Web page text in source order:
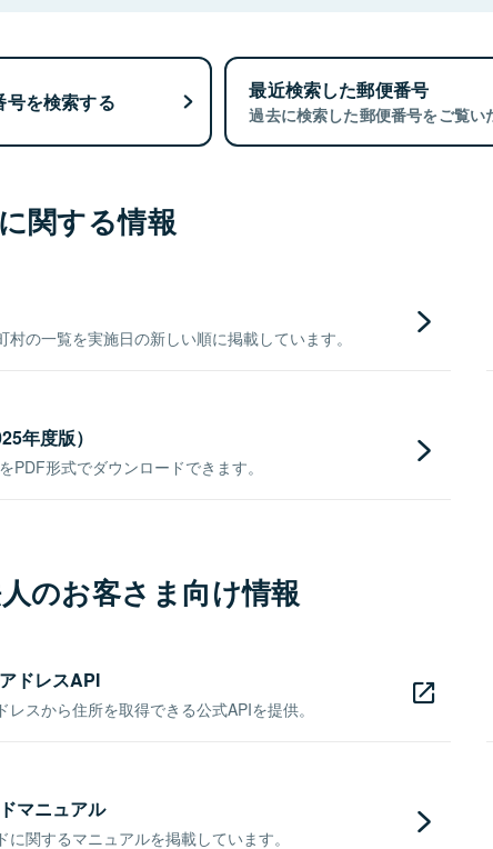
号を検索する 最近検索した郵便番号
過去に検索した郵便番号をご覧い
関する情報
の一覧を実施日の新しい順に掲載しています。
年度版）
PDF形式でダウンロードできます。
のお客さま向け情報
ドレスAPI
スから住所を取得できる公式APIを提供。
マニュアル
関するマニュアルを掲載しています。